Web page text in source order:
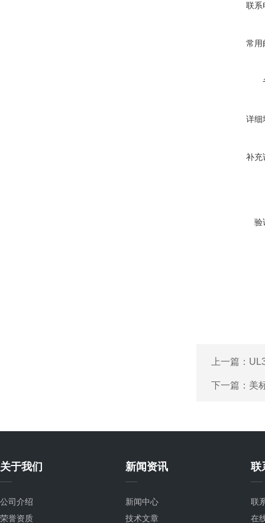
联系
常用
详细
补充
验
上一篇：
下一篇： 美
关于我们
公司介绍
荣誉资质
新闻资讯
新闻中心
技术文章
联
联
在